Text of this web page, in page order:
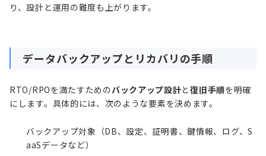
り、設計と運用の難度も上がります。
データバックアップとリカバリの手順
RTO/RPOを満たすためのバックアップ設計と復旧手順を明確
にします。具体的には、次のような要素を決めます。
バックアップ対象（DB、設定、証明書、鍵情報、ログ、S
aaSデータなど）